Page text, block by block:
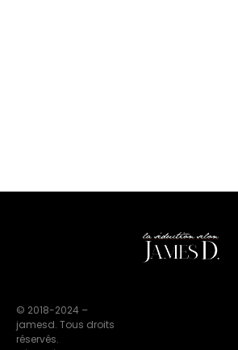
© 2018-2024 –
jamesd. Tous droits
réservés.